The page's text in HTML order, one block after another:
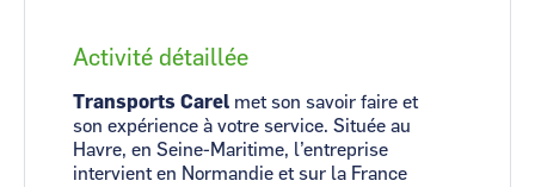
Activité détaillée
Transports Carel met son savoir faire et
son expérience à votre service. Située au
Havre, en Seine-Maritime, l’entreprise
intervient en Normandie et sur la France